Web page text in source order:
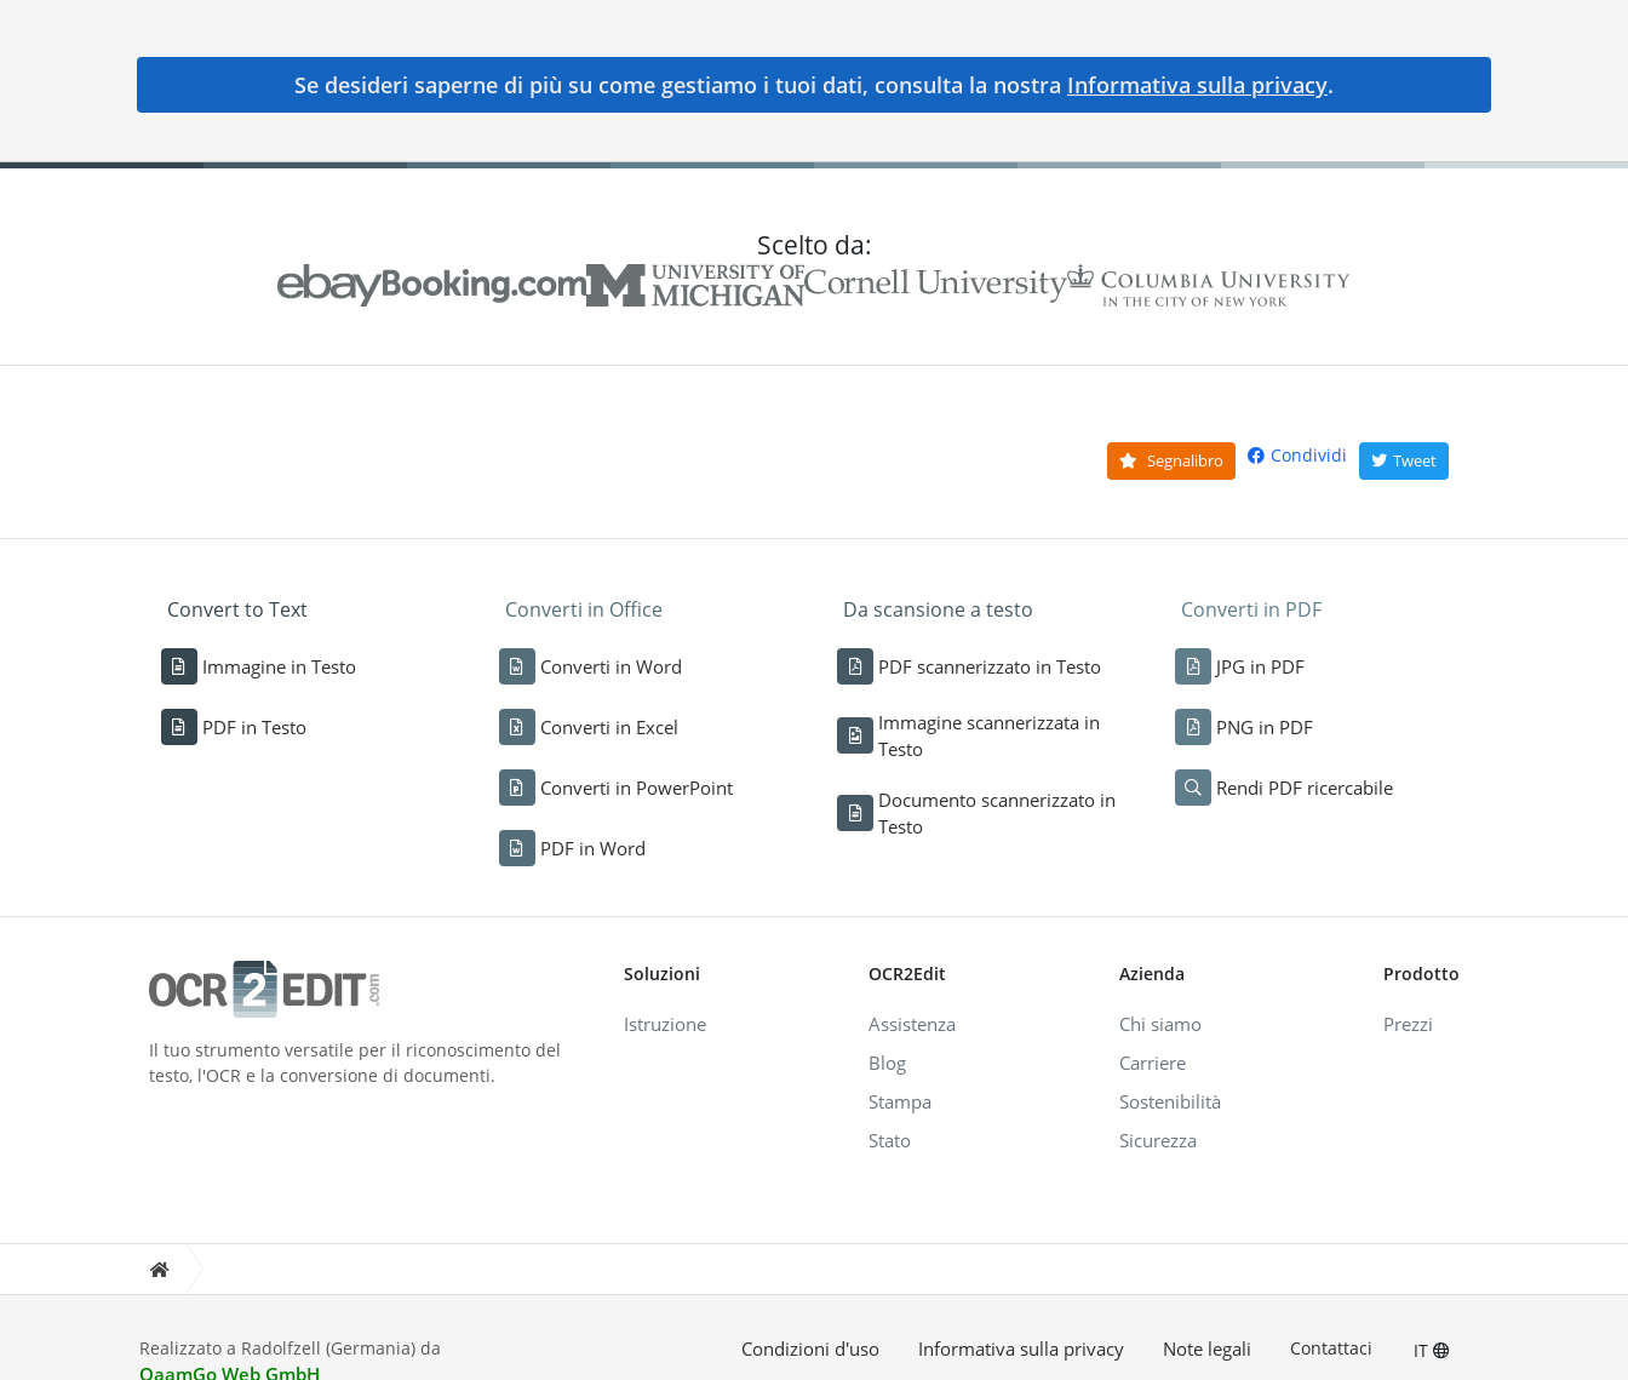
Se desideri saperne di più su come gestiamo i tuoi dati, consulta la nostra Informativa sulla privacy.
Scelto da:
Segnalibro Condividi Tweet
Convert to Text
Immagine in Testo
PDF in Testo
Converti in Office
Converti in Word
Converti in Excel
Converti in PowerPoint
PDF in Word
Da scansione a testo
PDF scannerizzato in Testo
Immagine scannerizzata in
Testo
Documento scannerizzato in
Testo
Converti in PDF
JPG in PDF
PNG in PDF
Rendi PDF ricercabile
Il tuo strumento versatile per il riconoscimento del
testo, l'OCR e la conversione di documenti.
Soluzioni
Istruzione
OCR2Edit
Assistenza
Blog
Stampa
Stato
Azienda
Chi siamo
Carriere
Sostenibilità
Sicurezza
Prodotto
Prezzi
Realizzato a Radolfzell (Germania) da
QaamGo Web GmbH
Condizioni d'uso Informativa sulla privacy Note legali Contattaci IT